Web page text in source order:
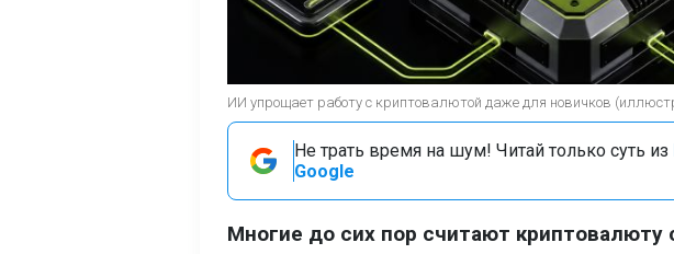
ИИ упрощает работу с криптовалютой даже для новичков
Не трать время на шум! Читай только суть из
Google
Многие до сих пор считают